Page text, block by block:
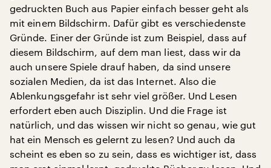
gedruckten Buch aus Papier einfach besser geht als
mit einem Bildschirm. Dafür gibt es verschiedenste
Gründe. Einer der Gründe ist zum Beispiel, dass auf
diesem Bildschirm, auf dem man liest, dass wir da
auch unsere Spiele drauf haben, da sind unsere
sozialen Medien, da ist das Internet. Also die
Ablenkungsgefahr ist sehr viel größer. Und Lesen
erfordert eben auch Disziplin. Und die Frage ist
natürlich, und das wissen wir nicht so genau, wie gut
hat ein Mensch es gelernt zu lesen? Und auch da
scheint es eben so zu sein, dass es wichtiger ist, dass